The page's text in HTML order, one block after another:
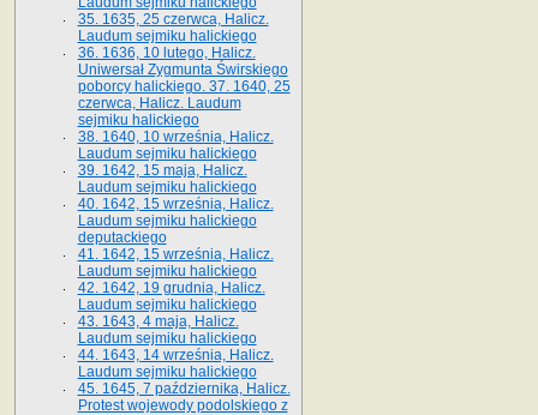
35. 1635, 25 czerwca, Halicz.
Laudum sejmiku halickiego
36. 1636, 10 lutego, Halicz.
Uniwersał Zygmunta Świrskiego
poborcy halickiego. 37. 1640, 25
czerwca, Halicz. Laudum
sejmiku halickiego
38. 1640, 10 września, Halicz.
Laudum sejmiku halickiego
39. 1642, 15 maja, Halicz.
Laudum sejmiku halickiego
40. 1642, 15 września, Halicz.
Laudum sejmiku halickiego
deputackiego
41. 1642, 15 września, Halicz.
Laudum sejmiku halickiego
42. 1642, 19 grudnia, Halicz.
Laudum sejmiku halickiego
43. 1643, 4 maja, Halicz.
Laudum sejmiku halickiego
44. 1643, 14 września, Halicz.
Laudum sejmiku halickiego
45. 1645, 7 października, Halicz.
Protest wojewody podolskiego z